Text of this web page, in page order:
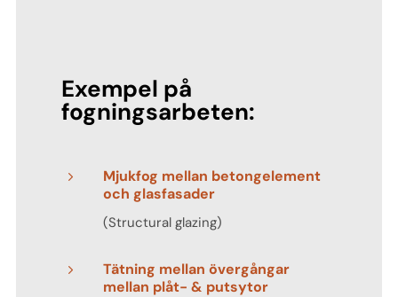
Exempel på
fogningsarbeten:
5
Mjukfog mellan betongelement
och glasfasader
(Structural glazing)
5
Tätning mellan övergångar
mellan plåt- & putsytor